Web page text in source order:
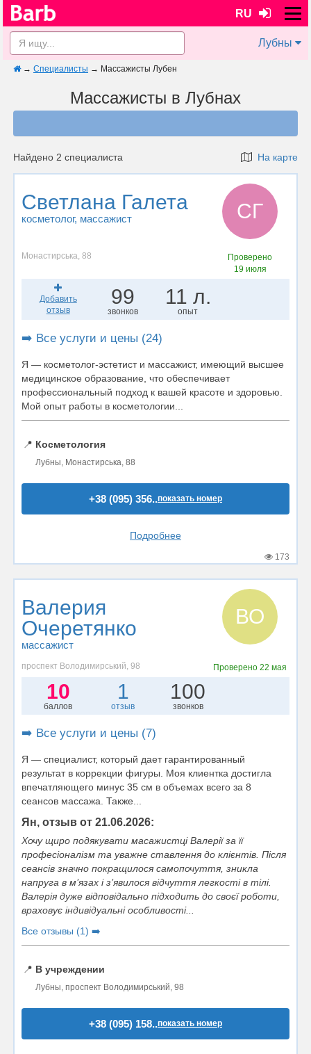
RU
Лубны
→ Специалисты → Массажисты Лубен
Массажисты в Лубнах
Найдено 2 специалиста На карте
Светлана Галета
косметолог, массажист СГ
Монастирська, 88
Проверено
19 июля
Добавить
отзыв
99
звонков
11 л.
опыт
➡️ Все услуги и цены (24)
Я — косметолог-эстетист и массажист, имеющий высшее
медицинское образование, что обеспечивает
профессиональный подход к вашей красоте и здоровью.
Мой опыт работы в косметологии...
📍 Косметология
Лубны, Монастирська, 88
+38 (095) 356..показать номер
Подробнее
173
Валерия
Очеретянко
массажист
ВО
проспект Володимирський, 98 Проверено22 мая
10
баллов
1
отзыв
100
звонков
➡️ Все услуги и цены (7)
Я — специалист, который дает гарантированный
результат в коррекции фигуры. Моя клиентка достигла
впечатляющего минус 35 см в объемах всего за 8
сеансов массажа. Также...
Ян, отзыв от 21.06.2026:
Хочу щиро подякувати масажистці Валерії за її
професіоналізм та уважне ставлення до клієнтів. Після
сеансів значно покращилося самопочуття, зникла
напруга в м’язах і з’явилося відчуття легкості в тілі.
Валерія дуже відповідально підходить до своєї роботи,
враховує індивідуальні особливості...
Все отзывы (1) ➡️
📍 В учреждении
Лубны, проспект Володимирський, 98
+38 (095) 158..показать номер